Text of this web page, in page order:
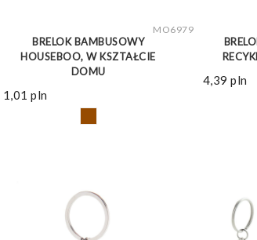
MO6979
BRELOK BAMBUSOWY
HOUSEBOO, W KSZTAŁCIE
DOMU
1,01pln
4,39pln